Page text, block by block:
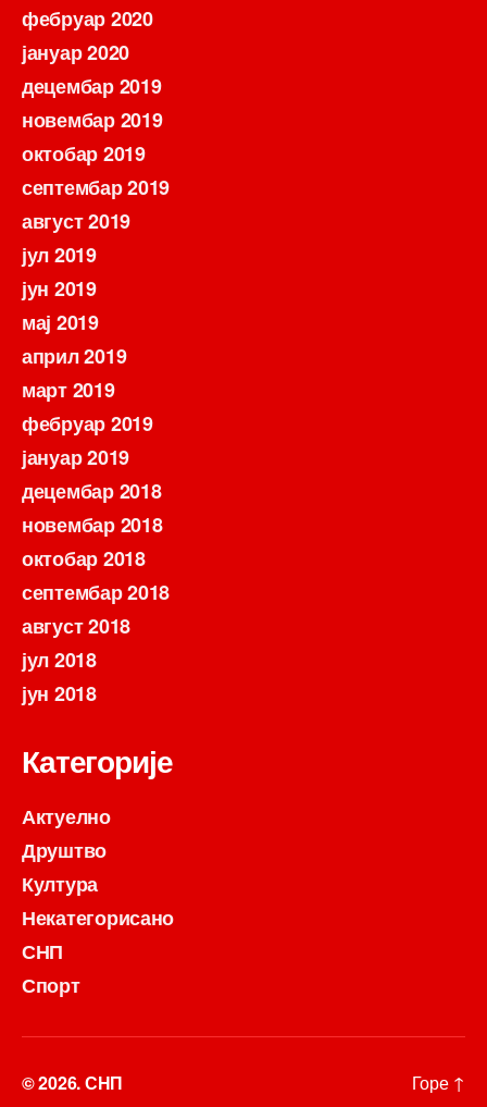
фебруар 2020
јануар 2020
децембар 2019
новембар 2019
октобар 2019
септембар 2019
август 2019
јул 2019
јун 2019
мај 2019
април 2019
март 2019
фебруар 2019
јануар 2019
децембар 2018
новембар 2018
октобар 2018
септембар 2018
август 2018
јул 2018
јун 2018
Категорије
Актуелно
Друштво
Култура
Некатегорисано
СНП
Спорт
© 2026.СНП Горе ↑